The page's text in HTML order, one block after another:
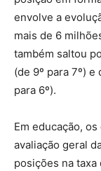
envolve a
mais de 6
também saltou
(de 9º para 7º)
para 6º).
Em educação,
avaliação geral
posições na